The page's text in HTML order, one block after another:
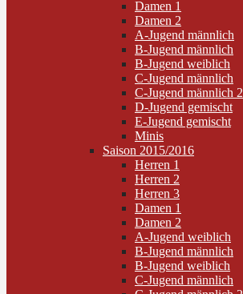
Damen 1
Damen 2
A-Jugend männlich
B-Jugend männlich
B-Jugend weiblich
C-Jugend männlich
C-Jugend männlich 2
D-Jugend gemischt
E-Jugend gemischt
Minis
Saison 2015/2016
Herren 1
Herren 2
Herren 3
Damen 1
Damen 2
A-Jugend weiblich
B-Jugend männlich
B-Jugend weiblich
C-Jugend männlich